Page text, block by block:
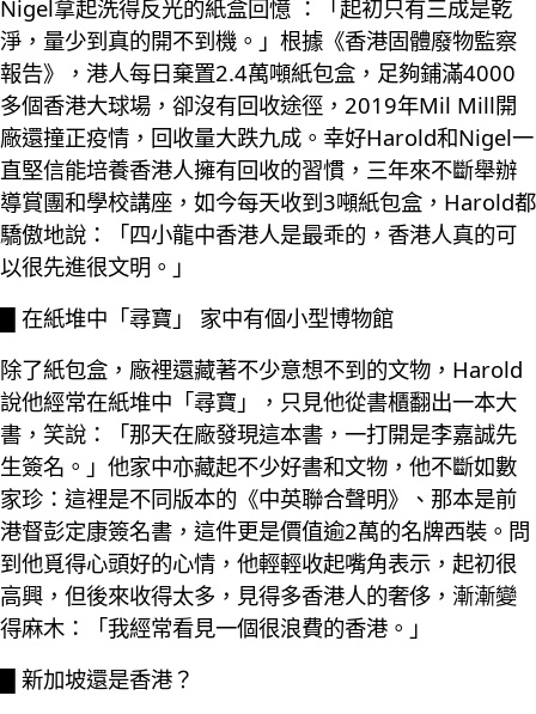
Nigel拿起洗得反光的紙盒回憶 ：「起初只有三成是乾
淨，量少到真的開不到機。」根據《香港固體廢物監察
報告》，港人每日棄置2.4萬噸紙包盒，足夠鋪滿4000
多個香港大球場，卻沒有回收途徑，2019年Mil Mill開
廠還撞正疫情，回收量大跌九成。幸好Harold和Nigel一
直堅信能培養香港人擁有回收的習慣，三年來不斷舉辦
導賞團和學校講座，如今每天收到3噸紙包盒，Harold都
驕傲地說：「四小龍中香港人是最乖的，香港人真的可
以很先進很文明。」
█ 在紙堆中「尋寶」 家中有個小型博物館
除了紙包盒，廠裡還藏著不少意想不到的文物，Harold
說他經常在紙堆中「尋寶」，只見他從書櫃翻出一本大
書，笑說：「那天在廠發現這本書，一打開是李嘉誠先
生簽名。」他家中亦藏起不少好書和文物，他不斷如數
家珍：這裡是不同版本的《中英聯合聲明》、那本是前
港督彭定康簽名書，這件更是價值逾2萬的名牌西裝。問
到他覓得心頭好的心情，他輕輕收起嘴角表示，起初很
高興，但後來收得太多，見得多香港人的奢侈，漸漸變
得麻木：「我經常看見一個很浪費的香港。」
█ 新加坡還是香港？